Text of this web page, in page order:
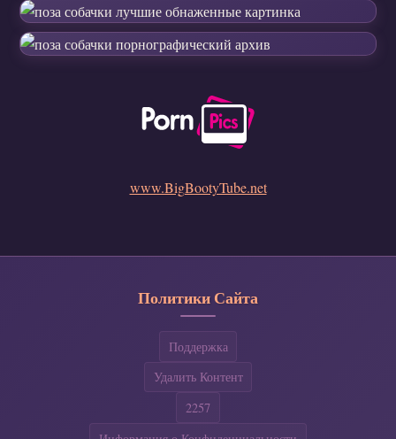
www.BigBootyTube.net
Политики Сайта
Поддержка
Удалить Контент
2257